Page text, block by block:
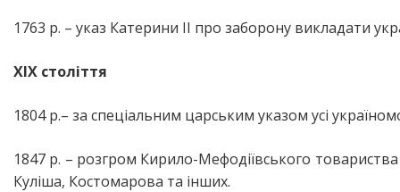
1763 р. – указ Катерини II про заборону викладати
XIX століття
1804 р.– за спеціальним царським указом усі
1847 р. – розгром Кирило-Мефодіївського
Куліша, Костомарова та інших.